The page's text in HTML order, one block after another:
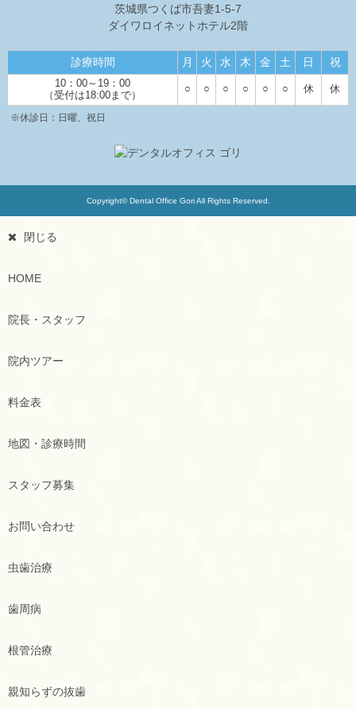
茨城県つくば市吾妻1-5-7
ダイワロイネットホテル2階
診療時間 月 火 水 木 金 土 日 祝
10：00～19：00
（受付は18:00まで）
○ ○ ○ ○ ○ ○ 休 休
※休診日：日曜、祝日
Copyright© Dental Office Gori All Rights Reserved.
閉じる
HOME
院長・スタッフ
院内ツアー
料金表
地図・診療時間
スタッフ募集
お問い合わせ
虫歯治療
歯周病
根管治療
親知らずの抜歯